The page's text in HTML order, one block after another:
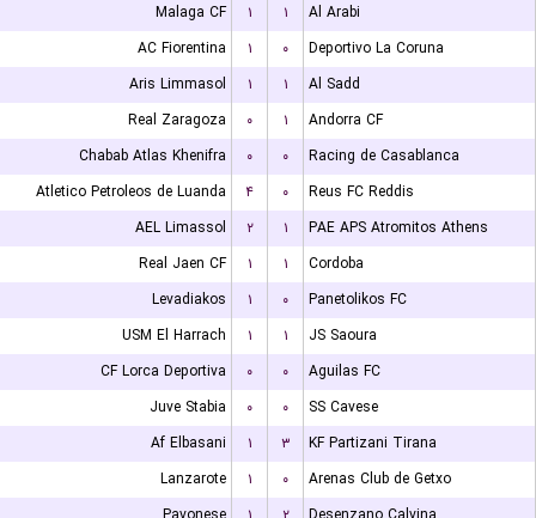
Malaga CF
۱ ۱
Al Arabi
AC Fiorentina
۱ ۰
Deportivo La Coruna
Aris Limmasol
۱ ۱
Al Sadd
Real Zaragoza
۰ ۱
Andorra CF
Chabab Atlas Khenifra
۰ ۰
Racing de Casablanca
Atletico Petroleos de Luanda
۴ ۰
Reus FC Reddis
AEL Limassol
۲ ۱
PAE APS Atromitos Athens
Real Jaen CF
۱ ۱
Cordoba
Levadiakos
۱ ۰
Panetolikos FC
USM El Harrach
۱ ۱
JS Saoura
CF Lorca Deportiva
۰ ۰
Aguilas FC
Juve Stabia
۰ ۰
SS Cavese
Af Elbasani
۱ ۳
KF Partizani Tirana
Lanzarote
۱ ۰
Arenas Club de Getxo